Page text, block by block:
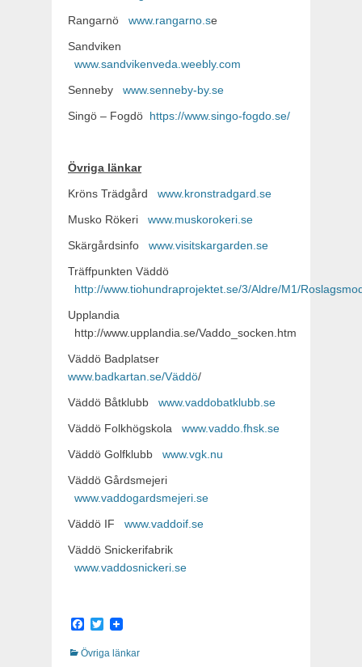
Rangarnö www.rangarno.se
Sandviken
www.sandvikenveda.weebly.com
Senneby www.senneby-by.se
Singö – Fogdö https://www.singo-fogdo.se/
Övriga länkar
Kröns Trädgård www.kronstradgard.se
Musko Rökeri www.muskorokeri.se
Skärgårdsinfo www.visitskargarden.se
Träffpunkten Väddö
http://www.tiohundraprojektet.se/3/Aldre/M1/
Upplandia
http://www.upplandia.se/Vaddo_socken.htm
Väddö Badplatser
www.badkartan.se/Väddö/
Väddö Båtklubb www.vaddobatklubb.se
Väddö Folkhögskola www.vaddo.fhsk.se
Väddö Golfklubb www.vgk.nu
Väddö Gårdsmejeri
www.vaddogardsmejeri.se
Väddö IF www.vaddoif.se
Väddö Snickerifabrik
www.vaddosnickeri.se
Facebook
Twitter
Kategorier
Övriga länkar